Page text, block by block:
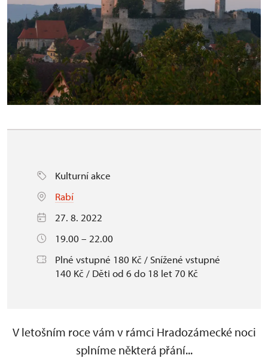
Kulturní akce
Rabí
27. 8. 2022
19.00 – 22.00
Plné vstupné 180 Kč / Snížené vstupné
140 Kč / Děti od 6 do 18 let 70 Kč
V letošním roce vám v rámci Hradozámecké noci
splníme některá přání...